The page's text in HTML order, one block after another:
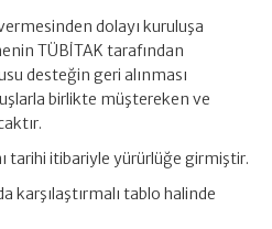
dolayı kuruluşa
TÜBİTAK tarafından
desteğin geri alınması
birlikte müştereken ve
tarihi itibariyle yürürlüğe girmiştir.
karşılaştırmalı tablo halinde